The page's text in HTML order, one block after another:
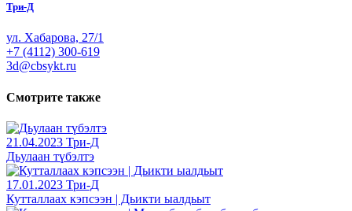
Три-Д
ул. Хабарова, 27/1
+7 (4112) 300-619
3d@cbsykt.ru
Смотрите также
21.04.2023 Три-Д
Дьулаан түбэлтэ
17.01.2023 Три-Д
Кутталлаах кэпсээн | Дьикти ыалдьыт